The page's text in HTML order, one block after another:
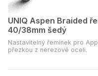
UNIQ Aspen Braided
40/38mm šedý
Nastavitelný řemínek pro
přezkou z nerezové oceli.